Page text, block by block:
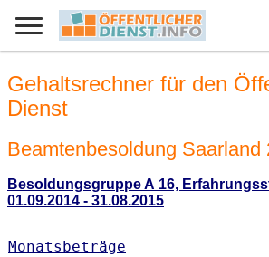
Gehaltsrechner für den
Dienst
Beamtenbesoldung Saarland
Besoldungsgruppe A 16,
01.09.2014 - 31.08.2015
Monatsbeträge